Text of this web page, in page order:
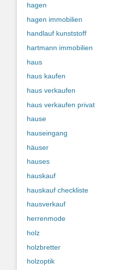
hagen
hagen immobilien
handlauf kunststoff
hartmann immobilien
haus
haus kaufen
haus verkaufen
haus verkaufen privat
hause
hauseingang
häuser
hauses
hauskauf
hauskauf checkliste
hausverkauf
herrenmode
holz
holzbretter
holzoptik